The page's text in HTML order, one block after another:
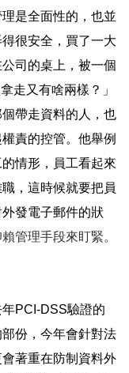
是全面性的，也並
很安全，買了一大
司的桌上，被一個
走又有啥兩樣？」
帶走資料的人，也
責的控管。他舉例
情形，員工看起來
，這時候就要把員
發電子郵件的狀
管理手段來盯緊。
PCI-DSS驗證的
份，今年會針對法
著重在防制資料外